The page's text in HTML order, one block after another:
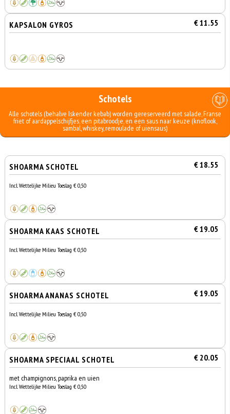
KAPSALON GYROS € 11.55
Schotels
Alle schotels (behalve Iskender kebab) worden gereserveerd met salade, Franse
friet of aardappelschijfjes, een pitabroodje, en een saus naar keuze (knoflook,
sambal, whiskey, remoulade of uiensaus)
SHOARMA SCHOTEL € 18.55
Incl. Wettelijke Milieu Toeslag € 0,50
SHOARMA KAAS SCHOTEL € 19.05
Incl. Wettelijke Milieu Toeslag € 0,50
SHOARMA ANANAS SCHOTEL € 19.05
Incl. Wettelijke Milieu Toeslag € 0,50
SHOARMA SPECIAAL SCHOTEL € 20.05
met champignons, paprika en uien
Incl. Wettelijke Milieu Toeslag € 0,50